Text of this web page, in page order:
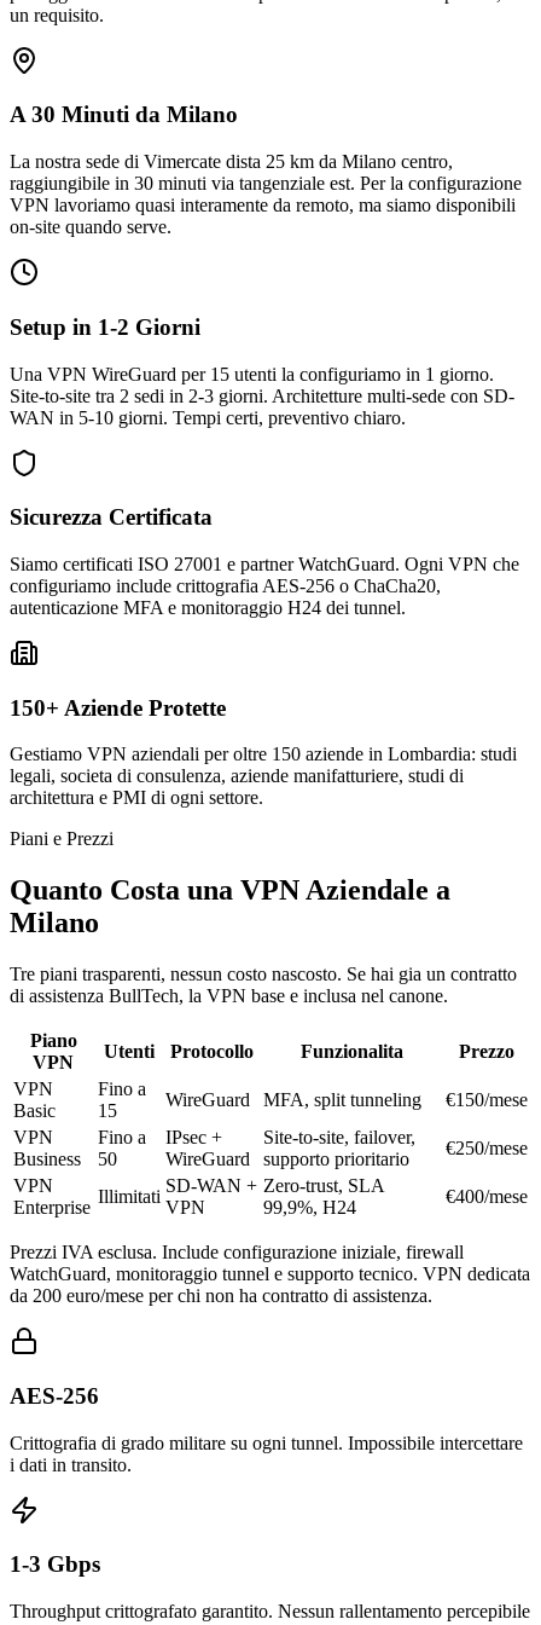
un requisito.
A 30 Minuti da Milano
La nostra sede di Vimercate dista 25 km da Milano centro,
raggiungibile in 30 minuti via tangenziale est. Per la configurazione
VPN lavoriamo quasi interamente da remoto, ma siamo disponibili
on-site quando serve.
Setup in 1-2 Giorni
Una VPN WireGuard per 15 utenti la configuriamo in 1 giorno.
Site-to-site tra 2 sedi in 2-3 giorni. Architetture multi-sede con SD-
WAN in 5-10 giorni. Tempi certi, preventivo chiaro.
Sicurezza Certificata
Siamo certificati ISO 27001 e partner WatchGuard. Ogni VPN che
configuriamo include crittografia AES-256 o ChaCha20,
autenticazione MFA e monitoraggio H24 dei tunnel.
150+ Aziende Protette
Gestiamo VPN aziendali per oltre 150 aziende in Lombardia: studi
legali, societa di consulenza, aziende manifatturiere, studi di
architettura e PMI di ogni settore.
Piani e Prezzi
Quanto Costa una VPN Aziendale a
Milano
Tre piani trasparenti, nessun costo nascosto. Se hai gia un contratto
di assistenza BullTech, la VPN base e inclusa nel canone.
Piano
VPN
Utenti Protocollo Funzionalita
Prezzo
VPN
Basic
Fino a
15
WireGuard MFA, split tunneling
€150/mese
VPN
Business
Fino a
50
IPsec +
WireGuard
Site-to-site, failover,
supporto prioritario
€250/mese
VPN
Enterprise
Illimitati
SD-WAN +
VPN
Zero-trust, SLA
99,9%, H24
€400/mese
Prezzi IVA esclusa. Include configurazione iniziale, firewall
WatchGuard, monitoraggio tunnel e supporto tecnico. VPN dedicata
da 200 euro/mese per chi non ha contratto di assistenza.
AES-256
Crittografia di grado militare su ogni tunnel. Impossibile intercettare
i dati in transito.
1-3 Gbps
Throughput crittografato garantito. Nessun rallentamento percepibile